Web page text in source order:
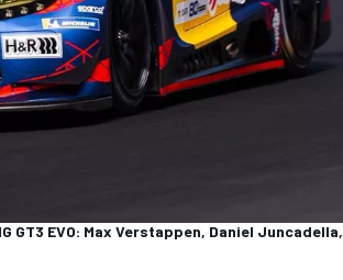
GT3 EVO: Max Verstappen, Daniel Juncadella,